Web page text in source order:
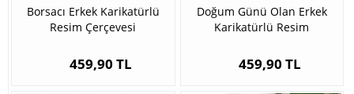
Borsacı Erkek Karikatürlü
Resim Çerçevesi
459,90 TL
Doğum Günü Olan Erkek
Karikatürlü Resim
459,90 TL